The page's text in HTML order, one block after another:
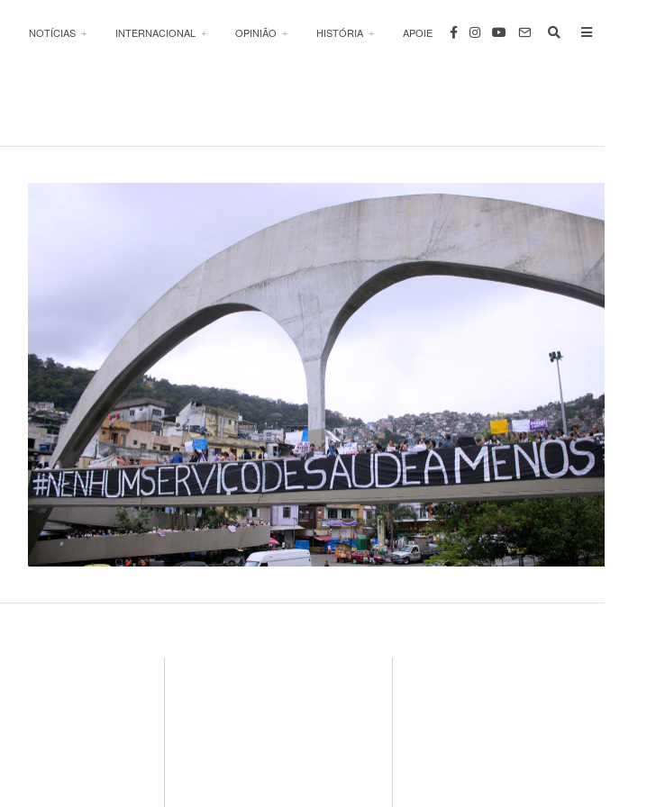
NOTÍCIAS INTERNACIONAL OPINIÃO HISTÓRIA APOIE